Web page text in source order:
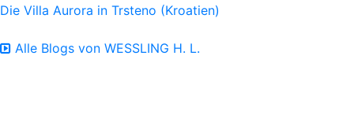
Die Villa Aurora in Trsteno (Kroatien)
Alle Blogs von WESSLING H. L.